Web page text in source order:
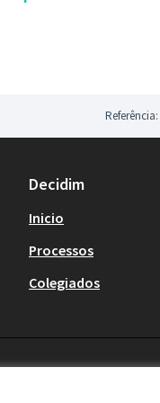
Decidim
Inicio
Processos
Colegiados